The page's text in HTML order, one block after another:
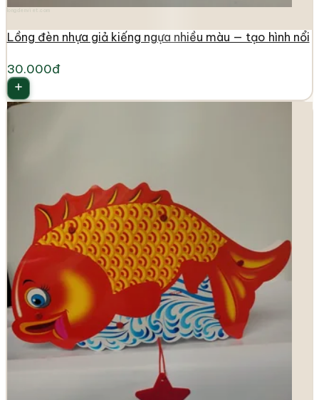
Lồng đèn nhựa giả kiếng ngựa nhiều màu — tạo hình nổi
30.000đ